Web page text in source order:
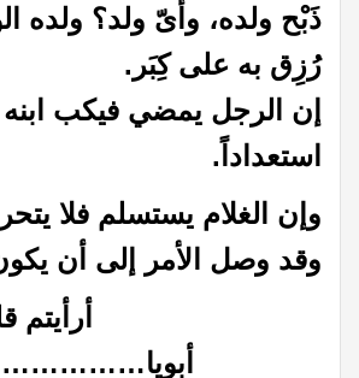
ذَبْح ولده، وأىّ ولد؟ ولده
رُزِق به على كِبَر.
إن الرجل يمضي فيكب
استعداداً.
وإن الغلام يستسلم فلا
وقد وصل الأمر إلى أن
أرأيتم